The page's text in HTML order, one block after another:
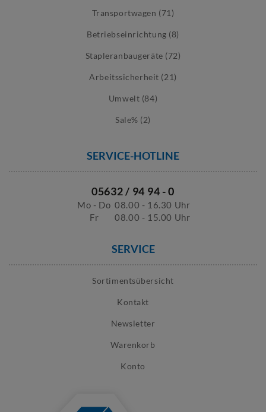
Transportwagen (71)
Betriebseinrichtung (8)
Stapleranbaugeräte (72)
Arbeitssicherheit (21)
Umwelt (84)
Sale% (2)
SERVICE-HOTLINE
05632 / 94 94 - 0
Mo - Do 08.00 - 16.30 Uhr
Fr
08.00 - 15.00 Uhr
SERVICE
Sortimentsübersicht
Kontakt
Newsletter
Warenkorb
Konto